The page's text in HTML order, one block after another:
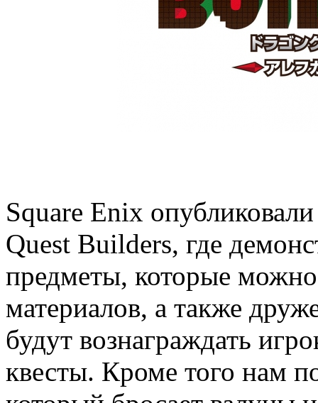
Square Enix
Quest Builders, где
предметы, которые
материалов, а также
будут вознаграждать
квесты. Кроме того нам